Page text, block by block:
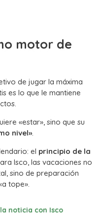
motor de
de jugar la máxima
es lo que le mantiene
«estar», sino que su
nivel»
el principio de la
Isco, las vacaciones no
sino de preparación
tope».
noticia con Isco